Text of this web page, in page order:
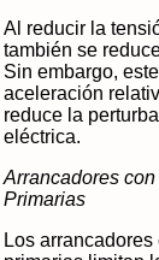
Al reducir la
también se
Sin embargo,
aceleración
reduce la
eléctrica.
Arrancadores
Primarias
Los